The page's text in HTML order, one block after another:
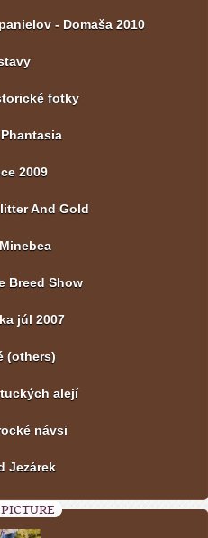
- Domaša 2010
fotky
2009
And Gold
Breed Show
júl 2007
(others)
alejí
návsi
Jezárek